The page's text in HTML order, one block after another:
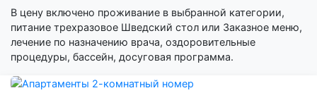
В цену включено проживание в выбранной категории,
питание трехразовое Шведский стол или Заказное меню,
лечение по назначению врача, оздоровительные
процедуры, бассейн, досуговая программа.